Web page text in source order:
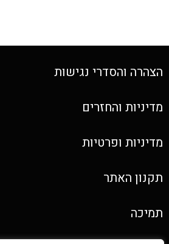
הצהרה והסדרי נגישות
מדיניות והחזרים
מדיניות ופרטיות
תקנון האתר
תמיכה